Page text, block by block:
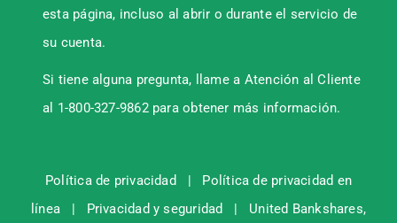
esta página, incluso al abrir o durante el servicio de
su cuenta.
Si tiene alguna pregunta, llame a Atención al Cliente
al 1-800-327-9862 para obtener más información.
Política de privacidad | Política de privacidad en
línea| Privacidad y seguridad | United Bankshares,